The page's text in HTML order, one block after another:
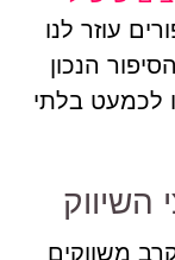
עוזר לנו
הנכון
לכמעט בלתי
השיווק
משווקים